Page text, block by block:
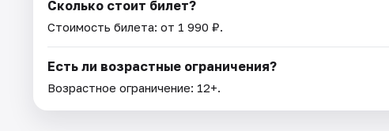
Сколько стоит билет?
Стоимость билета: от 1 990 ₽.
Есть ли возрастные ограничения?
Возрастное ограничение: 12+.